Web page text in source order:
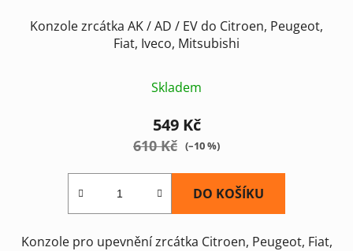
Konzole zrcátka AK / AD / EV do Citroen, Peugeot,
Fiat, Iveco, Mitsubishi
Skladem
549 Kč
610 Kč (–10 %)
DO KOŠÍKU
Konzole pro upevnění zrcátka Citroen, Peugeot, Fiat,